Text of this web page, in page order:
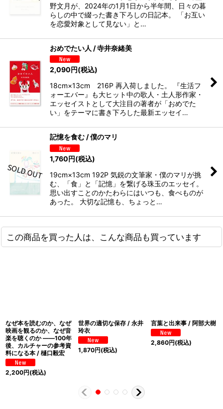
野文月が、2024年の1月1日から半年間、日々の暮
らしの中で綴った書き下ろしの日記本。 「お互い
を恋愛対象として見ない」と…
おめでたい人 / 寺井奈緒美
2,090円(税込)
18cm×13cm 216P 再入荷しました。 『生活フ
ォーエバー』も大ヒット中の歌人・土人形作家・
エッセイストとして大注目の著者が「おめでた
い」をテーマに書き下ろした最新エッセイ…
記憶を食む / 僕のマリ
1,760円(税込)
19cm×13cm 192P 気鋭の文筆家・僕のマリが挑
む、「食」と「記憶」を繋げる珠玉のエッセイ。
思い出すことのかたわらにはいつも、食べものが
あった。 大切な記憶も、ちょっと…
この商品を買った人は、こんな商品も買っています
なぜ本を読むのか、なぜ
映画を観るのか、なぜ音
楽を聴くのか ――100年
後、カルチャーの参考資
料になる本 / 樋口毅宏
2,200円(税込)
世界の適切な保存 / 永井
玲衣
1,870円(税込)
言葉と出来事 / 阿部大樹
2,860円(税込)